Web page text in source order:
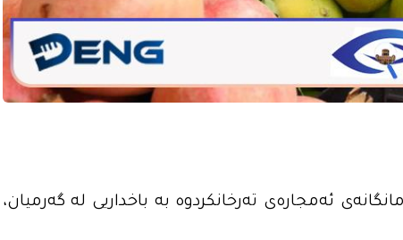
ئه‌مجاره‌ى ته‌رخانكردوه‌ به‌ باخداریی له‌ گه‌رمیان،